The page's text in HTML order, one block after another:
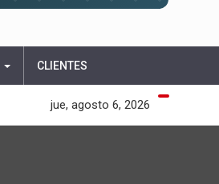
CLIENTES
jue, agosto 6, 2026